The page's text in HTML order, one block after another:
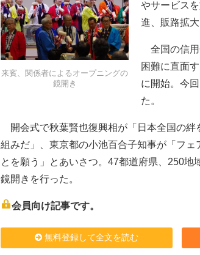
来賓、関係者によるオープニングの
鏡開き
やサービス
進、販路拡大
全国の信用
困難に直面
に開始。今
た。
開会式で秋葉賢也復興相が「日本全国の絆
組みだ」、東京都の小池百合子知事が「フ
とを願う」とあいさつ。47都道府県、250
鏡開きを行った。
会員向け記事です。
無料登録して全文を読む